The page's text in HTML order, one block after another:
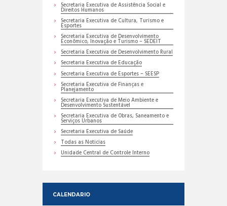
Secretaria Executiva de Assistência Social e
Direitos Humanos
Secretaria Executiva de Cultura, Turismo e
Esportes
Secretaria Executiva de Desenvolvimento
Econômico, Inovação e Turismo – SEDEIT
Secretaria Executiva de Desenvolvimento Rural
Secretaria Executiva de Educação
Secretaria Executiva de Esportes – SEESP
Secretaria Executiva de Finanças e
Planejamento
Secretaria Executiva de Meio Ambiente e
Desenvolvimento Sustentável
Secretaria Executiva de Obras, Saneamento e
Serviços Urbanos
Secretaria Executiva de Saúde
Todas as Noticias
Unidade Central de Controle Interno
CALENDARIO